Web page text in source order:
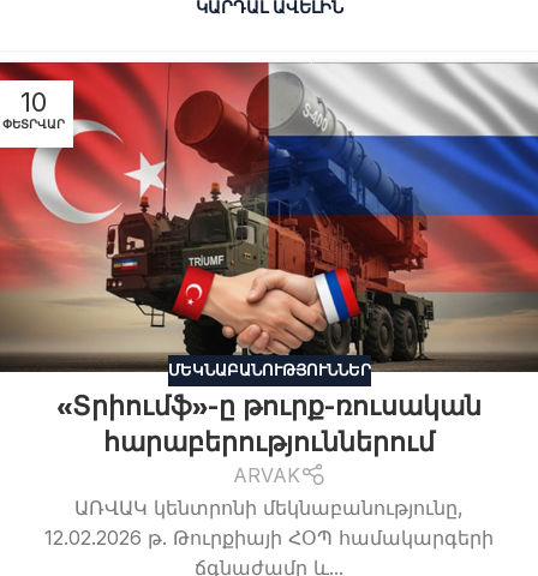
ԿԱՐԴԱԼ ԱՎԵԼԻՆ
10
ՓԵՏՐՎԱՐ
ՄԵԿՆԱԲԱՆՈՒԹՅՈՒՆՆԵՐ
«Տրիումֆ»-ը թուրք-ռուսական
հարաբերություններում
ARVAK
ԱՌՎԱԿ կենտրոնի մեկնաբանությունը,
12.02.2026 թ. Թուրքիայի ՀՕՊ համակարգերի
ճգնաժամը և...